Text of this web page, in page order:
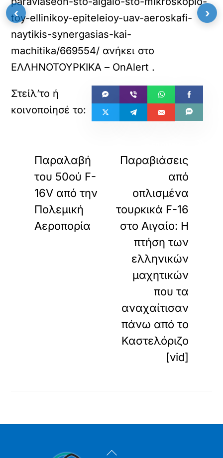
toy-ellinikoy-epiteleioy-uav-aeroskafi-
naytikis-synergasias-kai-
machitika/669554/ ανήκει στο
ΕΛΛΗΝΟΤΟΥΡΚΙΚΑ – OnAlert .
Παραλαβή
του 50ού F-
16V από την
Πολεμική
Αεροπορία
Παραβιάσεις
από
οπλισμένα
τουρκικά F-16
στο Αιγαίο: H
πτήση των
ελληνικών
μαχητικών
που τα
αναχαίτισαν
πάνω από το
Καστελόριζο
[vid]
Back
‹ ›